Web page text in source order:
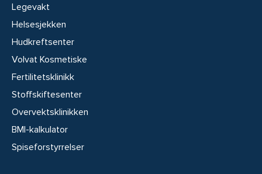
Legevakt
Helsesjekken
Hudkreftsenter
Volvat Kosmetiske
Fertilitetsklinikk
Stoffskiftesenter
Overvektsklinikken
BMI-kalkulator
Spiseforstyrrelser